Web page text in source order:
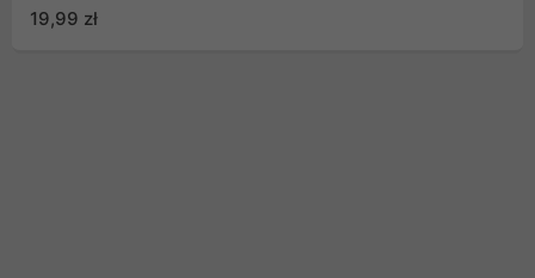
Passed
19,99 zł